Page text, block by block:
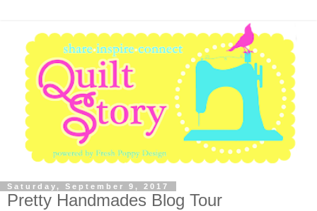
Saturday, September 9, 2017
Pretty Handmades Blog Tour